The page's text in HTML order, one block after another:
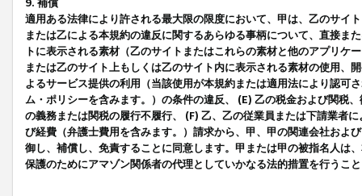
9. 補償
適用ある法律により許される最大限の限度において、甲は、乙のサイ
または乙による本規約の違反に関するあらゆる事柄について、直接ま
トに表示される素材（乙のサイトまたはこれらの素材と他のアプリ
または乙のサイト上もしくは乙のサイト内に表示される素材の使用、
よるサービス提供の利用（当該使用が本規約または適用法により認可
ム・ポリシーを含みます。）の条件の違反、 (E) 乙の税金および関税
の義務または関税の履行不履行、 (F) 乙、乙の従業員または下請業者
び経費（弁護士費用を含みます。）請求から、甲、甲の関連会社およ
御し、補償し、免責することに同意します。甲または甲の被指名人は
保護のためにアマゾン関係者の代理としていかなる法的措置を行うこ